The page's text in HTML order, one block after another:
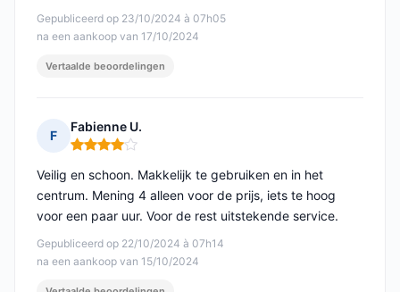
Gepubliceerd op 23/10/2024 à 07h05
na een aankoop van 17/10/2024
Vertaalde beoordelingen
F
Fabienne U.
Opmerking: 4 van 5
Gepubliceerd op 22/10/2024 à 07h14
na een aankoop van 15/10/2024
Veilig en schoon. Makkelijk te gebruiken en in het
centrum. Mening 4 alleen voor de prijs, iets te hoog
voor een paar uur. Voor de rest uitstekende service.